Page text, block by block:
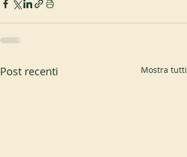
Post recenti Mostra tutti